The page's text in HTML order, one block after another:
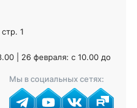
1
| 26 февраля: с 10.00 до
Мы в социальных сетях: